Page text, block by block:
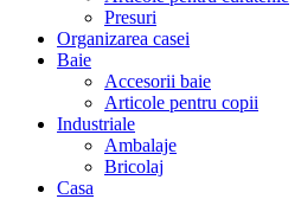
Presuri
Organizarea casei
Baie
Accesorii baie
Articole pentru copii
Industriale
Ambalaje
Bricolaj
Casa